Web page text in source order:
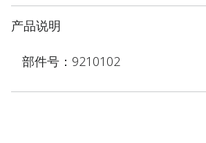
产品说明
部件号：9210102